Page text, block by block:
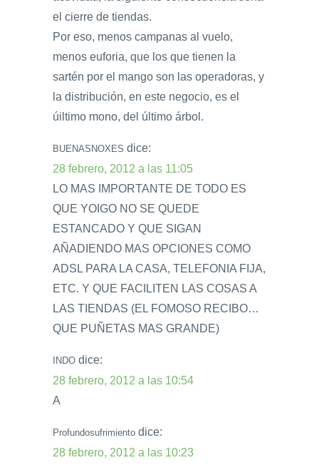
el cierre de tiendas.
Por eso, menos campanas al vuelo,
menos euforia, que los que tienen la
sartén por el mango son las operadoras, y
la distribución, en este negocio, es el
úiltimo mono, del último árbol.
BUENASNOXES dice:
28 febrero, 2012 a las 11:05
LO MAS IMPORTANTE DE TODO ES
QUE YOIGO NO SE QUEDE
ESTANCADO Y QUE SIGAN
AÑADIENDO MAS OPCIONES COMO
ADSL PARA LA CASA, TELEFONIA FIJA,
ETC. Y QUE FACILITEN LAS COSAS A
LAS TIENDAS (EL FOMOSO RECIBO…
QUE PUÑETAS MAS GRANDE)
INDO dice:
28 febrero, 2012 a las 10:54
A
Profundosufrimiento dice:
28 febrero, 2012 a las 10:23